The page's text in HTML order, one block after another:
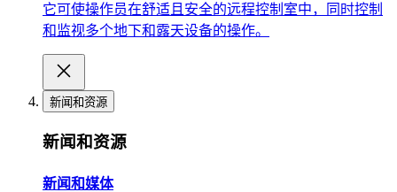
它可使操作员在舒适且安全的远程控制室中，同时控制
和监视多个地下和露天设备的操作。
新闻和资源
新闻和资源
新闻和媒体